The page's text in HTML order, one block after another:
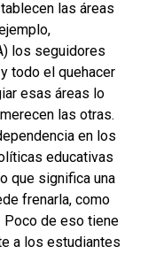
las áreas
los seguidores
todo el quehacer
esas áreas lo
las otras.
en los
educativas
que significa una
frenarla, como
Poco de eso tiene
a los estudiantes